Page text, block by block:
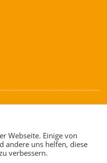
Webseite. Einige von
andere uns helfen, diese
verbessern.